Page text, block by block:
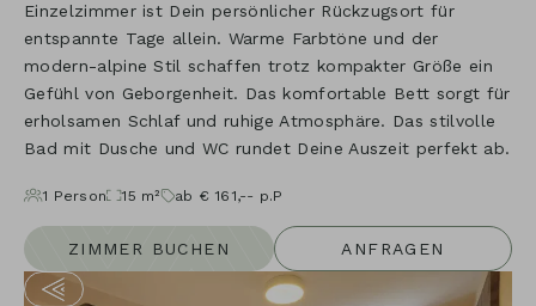
NACHHALTIGKEIT
INCENTIVES FÜR FIRMEN
Einzelzimmer ist Dein persönlicher Rückzugsort für
entspannte Tage allein. Warme Farbtöne und der
modern-alpine Stil schaffen trotz kompakter Größe ein
Gefühl von Geborgenheit. Das komfortable Bett sorgt für
erholsamen Schlaf und ruhige Atmosphäre. Das stilvolle
Bad mit Dusche und WC rundet Deine Auszeit perfekt ab.
1 Person 15 m² ab € 161,-- p.P
ZIMMER BUCHEN ANFRAGEN